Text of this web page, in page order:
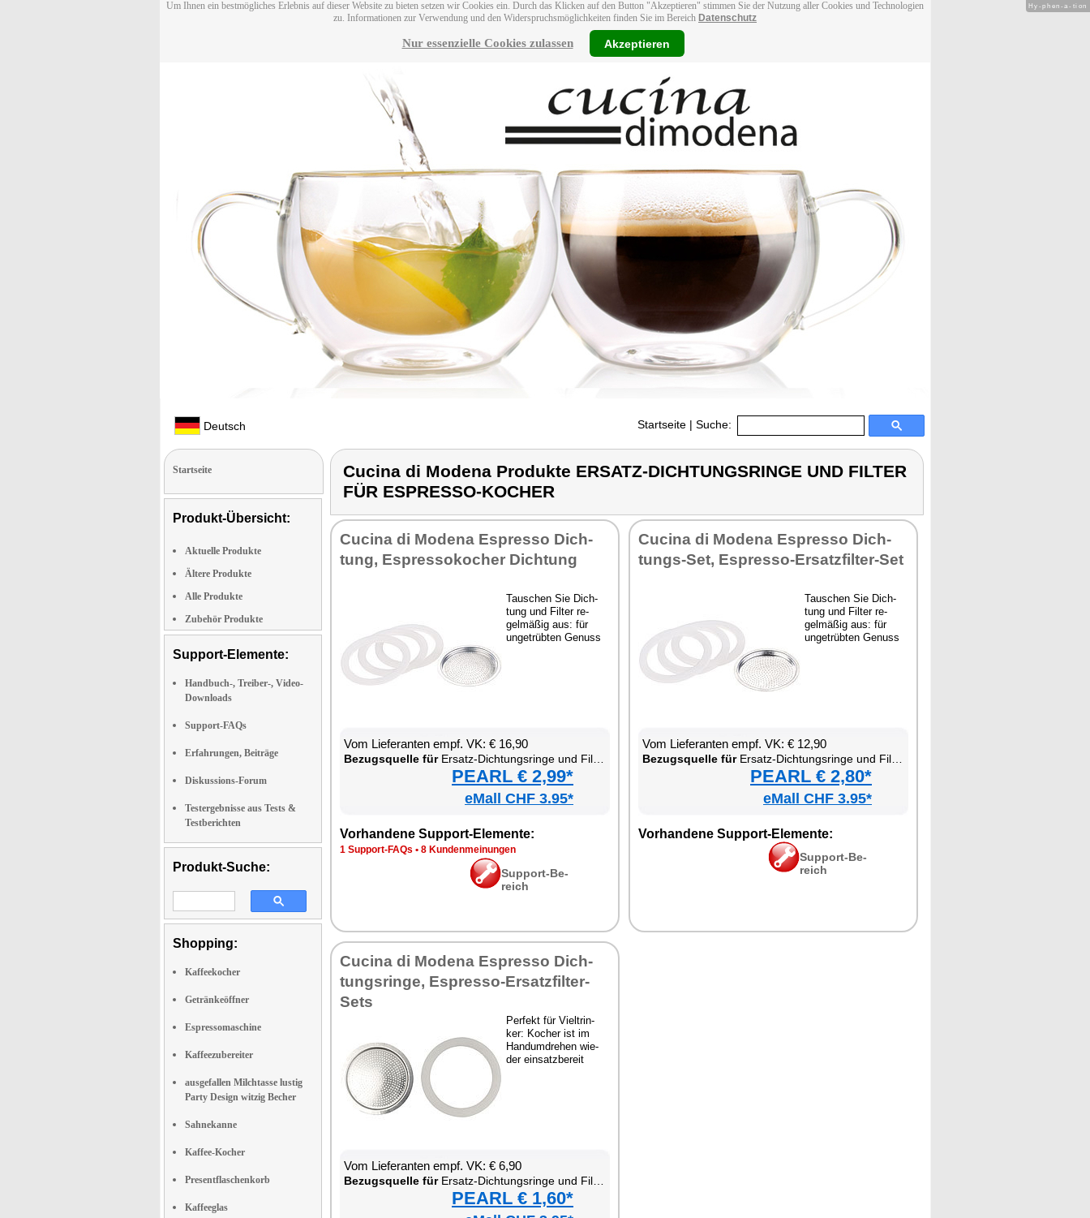
Um Ihnen ein bestmögliches Erlebnis auf dieser Website zu bieten setzen wir Cookies ein. Durch das Klicken auf den Button "Akzeptieren" stimmen Sie der Nutzung aller Cookies und Technologien
zu. Informationen zur Verwendung und den Widerspruchsmöglichkeiten finden Sie im Bereich Datenschutz
Nur essenzielle Cookies zulassen Akzeptieren
Deutsch Startseite | Suche:
Startseite
Produkt-Übersicht:
Aktuelle Produkte
Ältere Produkte
Alle Produkte
Zubehör Produkte
Support-Elemente:
Handbuch-, Treiber-, Video-
Downloads
Support-FAQs
Erfahrungen, Beiträge
Diskussions-Forum
Testergebnisse aus Tests &
Testberichten
Produkt-Suche:
Shopping:
Kaffeekocher
Getränkeöffner
Espressomaschine
Kaffeezubereiter
ausgefallen Milchtasse lustig
Party Design witzig Becher
Sahnekanne
Kaffee-Kocher
Presentflaschenkorb
Kaffeeglas
Cucina di Modena Produkte ERSATZ-DICHTUNGSRINGE UND FILTER
FÜR ESPRESSO-KOCHER
Cu­ci­na di Mo­de­na Es­pres­so Dich­
tung, Es­pres­so­ko­cher Dich­tung
Tau­schen Sie Dich­
tung und Fil­ter re­
gel­mä­ßig aus: für
un­ge­trüb­ten Ge­nuss
Vom Lie­fe­ran­ten empf. VK: € 16,90
Be­zugs­quel­le fürEr­satz-Dich­tungs­rin­ge und Fil­ter für Es­pres­so-Ko­cher
PEARL € 2,99*
eMall CHF 3.95*
Vor­han­de­ne Sup­port-Ele­men­te:
1 Sup­port-FAQs • 8 Kun­den­mei­nun­gen
Sup­port-Be­
reich
Cu­ci­na di Mo­de­na Es­pres­so Dich­
tungs-Set, Es­pres­so-Er­satz­fil­ter-Set
Tau­schen Sie Dich­
tung und Fil­ter re­
gel­mä­ßig aus: für
un­ge­trüb­ten Ge­nuss
Vom Lie­fe­ran­ten empf. VK: € 12,90
Be­zugs­quel­le fürEr­satz-Dich­tungs­rin­ge und Fil­ter für Es­pres­so-Ko­cher
PEARL € 2,80*
eMall CHF 3.95*
Vor­han­de­ne Sup­port-Ele­men­te:
Sup­port-Be­
reich
Cu­ci­na di Mo­de­na Es­pres­so Dich­
tungs­rin­ge, Es­pres­so-Er­satz­fil­ter-
Sets
Per­fekt für Viel­t­rin­
ker: Ko­cher ist im
Hand­um­dre­hen wie­
der ein­satz­be­reit
Vom Lie­fe­ran­ten empf. VK: € 6,90
Be­zugs­quel­le fürEr­satz-Dich­tungs­rin­ge und Fil­ter für Es­pres­so-Ko­cher
PEARL € 1,60*
Hy-phen-a-tion